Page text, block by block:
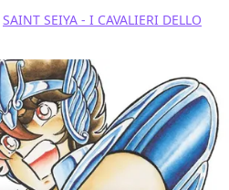
SAINT SEIYA - I CAVALIERI DELLO